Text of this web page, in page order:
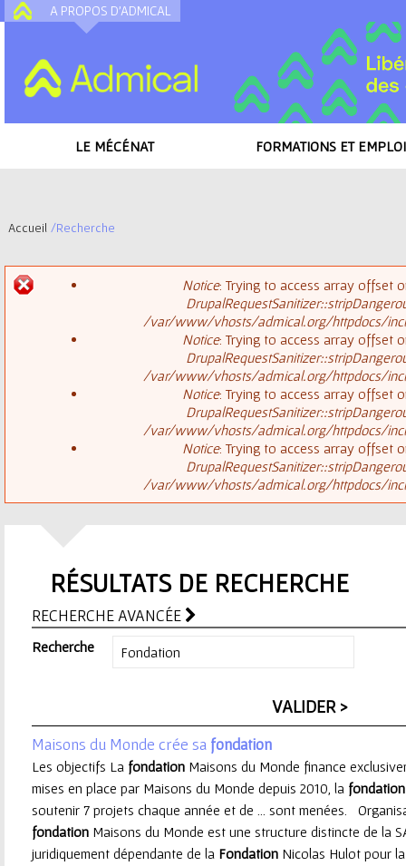
A PROPOS D'ADMICAL
LE MÉCÉNAT FORMATIONS ET
Accueil /Recherche
e
d
r
r
e
Notice: Trying to access array offset
/var/www/vhosts/admical.org/httpdocs/
Notice: Trying to access array offset
/var/www/vhosts/admical.org/httpdocs/
Notice: Trying to access array offset
/var/www/vhosts/admical.org/httpdocs/
Notice: Trying to access array offset
/var/www/vhosts/admical.org/httpdocs/
RÉSULTATS DE RECHERCHE
RECHERCHE AVANCÉE
Recherche
Maisons du Monde crée sa fondation
Les objectifs La fondation Maisons du Monde finance
mises en place par Maisons du Monde depuis 2010, la fondation
soutenir 7 projets chaque année et de ... sont menées.
fondation Maisons du Monde est une structure distincte de la
juridiquement dépendante de la Fondation Nicolas Hulot pour